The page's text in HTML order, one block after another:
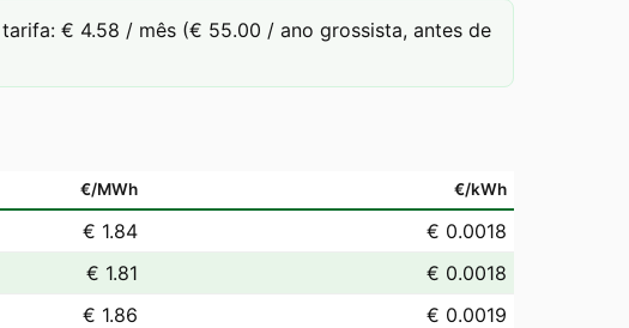
€ 4.58 / mês (€ 55.00 / ano grossista, antes de
€/MWh €/kWh
€ 1.84
€ 0.0018
€ 1.81
€ 0.0018
€ 1.86
€ 0.0019